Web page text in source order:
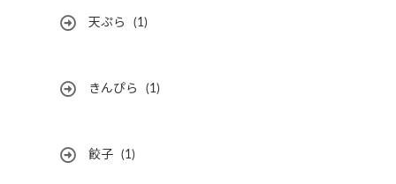
天ぷら (1)
きんぴら (1)
餃子 (1)